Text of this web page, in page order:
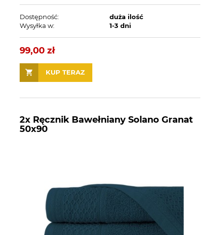
Dostępność:
duża ilość
Wysyłka w:
1-3 dni
99,00 zł
KUP TERAZ
2x Ręcznik Bawełniany Solano Granat
50x90